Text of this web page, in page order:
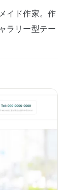
イド作家。作
ラリー型テー